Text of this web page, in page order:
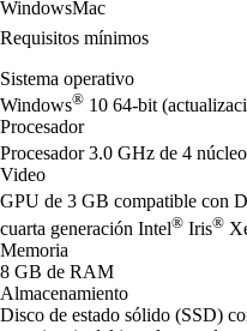
WindowsMac
Requisitos mínimos
Sistema operativo
Windows® 10 64-bit
Procesador
Procesador 3.0 GHz de 4
Video
GPU de 3 GB compatible con
cuarta generación Intel® Iris®
Memoria
8 GB de RAM
Almacenamiento
Disco de estado sólido (SSD)